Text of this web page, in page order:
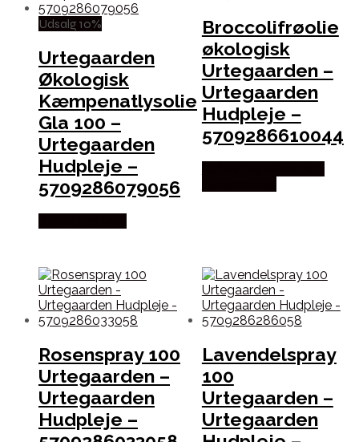
Udsalg 10%
Urtegaarden
Økologisk
Kæmpenatlysolie
Gla 100 –
Urtegaarden
Hudpleje –
5709286079056
Broccolifrøolie
økologisk
Urtegaarden –
Urtegaarden
Hudpleje –
5709286610044
Rosenspray 100
Urtegaarden –
Urtegaarden
Hudpleje –
Lavendelspray
100
Urtegaarden –
Urtegaarden